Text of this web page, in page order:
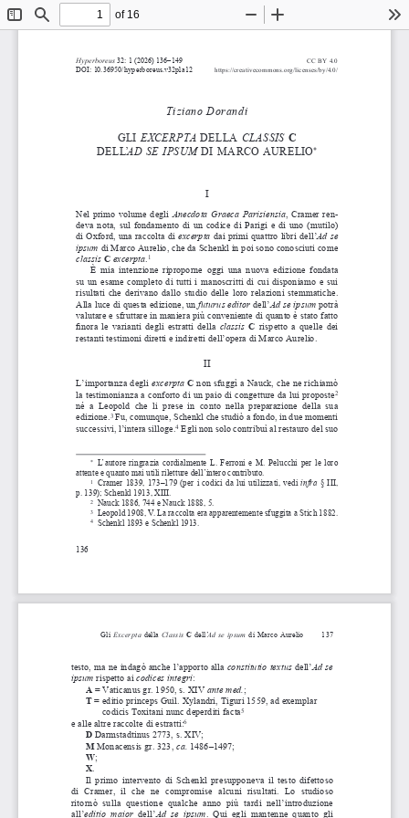
ToggleFind
of 16
Zoom
136
Hyperboreus 32: 1 (2026) 136–149
CC BY 4.0
https://creativecommons.org/licenses/by/4.0/
DOI: 10.36950/hyperboreus.v32p1a12
Tiziano Dorandi
GLI EXCERPTA DELLA CLASSIS C
DELL’AD   SE IPSUM DI MARCO AURELIO*
I
Nel primo volume degli Anecdota Graeca Parisiensia, Cramer ren-
deva nota, sul fondamento di un codice di Parigi e di uno (mutilo)
di Oxford, una raccolta di excerpta dai primi quattro libri dell’Ad se
ipsum di Marco Aurelio, che da Schenkl in poi sono conosciuti come
classis C excerpta 1
È  mia  intenzione  riproporne  oggi  una  nuova  edizione  fondata
su un esame completo di tutti i manoscritti di cui disponiamo e sui
risultati che derivano dallo studio delle loro relazioni stemmatiche.
Alla luce di questa edizione, un futurus editor dell’Ad se ipsum potrà
valutare e sfruttare in maniera più conveniente di quanto è stato fatto
finora le varianti degli estratti della classis C rispetto a quelle dei
restanti testimoni diretti e indiretti dell’opera di Marco Aurelio.
II
L’importanza degli excerpta C non sfuggì a Nauck, che ne richiamò
la testimonianza a conforto di un paio di congetture da lui proposte2
né  a Leopold  che  li  prese  in  conto  nella  preparazione  della  sua
edizione. 3 Fu, comunque, Schenkl che studiò a fondo, in due momenti
successivi, l’intera silloge.4 Egli non solo contribuì al restauro del suo
*
  L’autore ringrazia cordialmente L. Ferroni e
M. Pelucchi per le loro
attente e quanto mai utili riletture dell’intero contributo.
1 Cramer 1839, 173–179 (per i codici da lui utilizzati, vedi infra § III,
p. 139); Schenkl 1913, XIII.
2 Nauck 1886, 744 e Nauck 1888, 5.
3 Leopold 1908, V. La raccolta era apparentemente sfuggita a Stich 1882.
4 Schenkl 1893 e Schenkl 1913.
137
Gli Excerpta della Classis C dell’Ad se  ipsum di  Marco  Aurelio
testo, ma ne indagò anche l’apporto alla constitutio textus dell’Ad se
ipsum rispetto ai codices integri:
A = Vaticanus gr. 1950, s. XIV ante med. ;
T = editio princeps Guil. Xylandri, Tiguri 1559, ad exemplar
codicis Toxitani nunc deperditi facta5
e  alle altre raccolte di estratti:
6
D Darmstadtinus 2773, s. XIV;
M Monacensis gr.   323,
ca. 1486–1497;
W;
X
Il primo intervento di Schenkl presupponeva il testo difettoso
di  Cramer,  il  che  ne  compromise  alcuni  risultati.  Lo  studioso
ritornò  sulla  questione  qualche  anno  più  tardi  nell’introduzione
all’editio  maior
  dell’
Ad  se  ipsum .  Qui  egli  mantenne  quanto  gli